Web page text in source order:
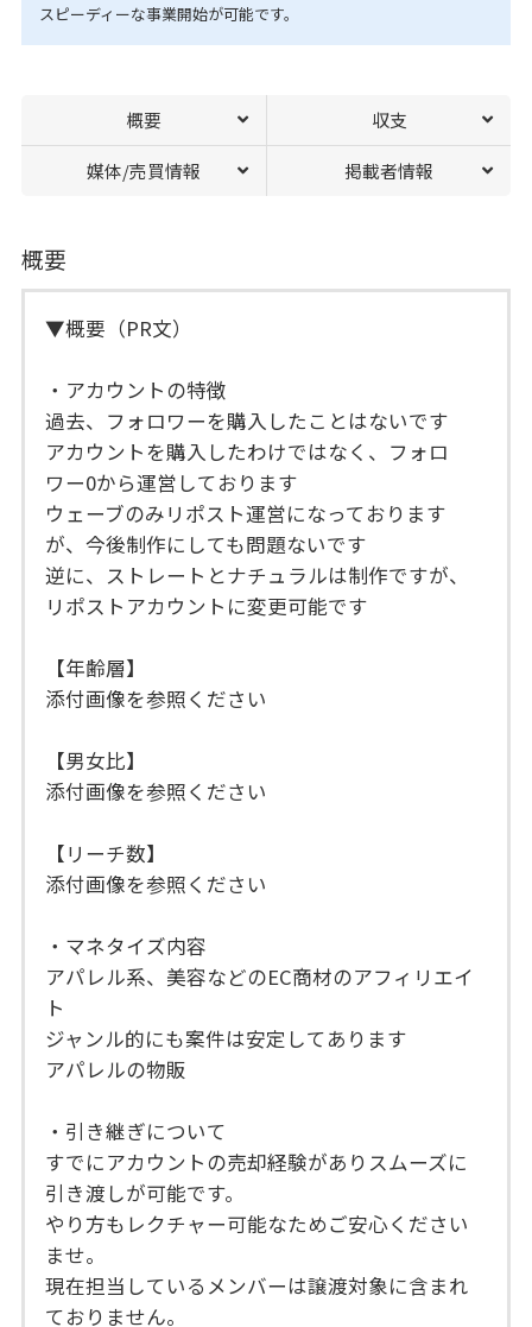
スピーディーな事業開始が可能です。
概要 収支
媒体/売買情報 掲載者情報
概要
▼概要（PR文）
・アカウントの特徴
過去、フォロワーを購入したことはないです
アカウントを購入したわけではなく、フォロ
ワー0から運営しております
ウェーブのみリポスト運営になっております
が、今後制作にしても問題ないです
逆に、ストレートとナチュラルは制作ですが、
リポストアカウントに変更可能です
【年齢層】
添付画像を参照ください
【男女比】
添付画像を参照ください
【リーチ数】
添付画像を参照ください
・マネタイズ内容
アパレル系、美容などのEC商材のアフィリエイ
ト
ジャンル的にも案件は安定してあります
アパレルの物販
・引き継ぎについて
すでにアカウントの売却経験がありスムーズに
引き渡しが可能です。
やり方もレクチャー可能なためご安心ください
ませ。
現在担当しているメンバーは譲渡対象に含まれ
ておりません。